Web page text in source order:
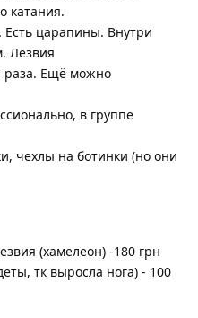
катания.
Есть царапины. Внутри
Лезвия
раза. Ещё можно
в группе
чехлы на ботинки (но они
(хамелеон) -180 грн
тк выросла нога) - 100